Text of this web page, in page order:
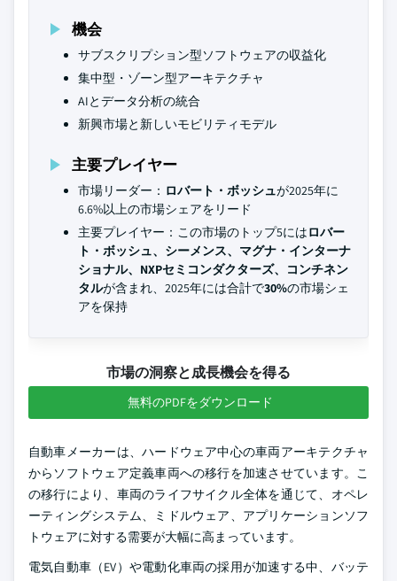
機会
サブスクリプション型ソフトウェアの収益化
集中型・ゾーン型アーキテクチャ
AIとデータ分析の統合
新興市場と新しいモビリティモデル
主要プレイヤー
市場リーダー： ロバート・ボッシュが2025年に
6.6%以上の市場シェアをリード
主要プレイヤー：この市場のトップ5にはロバー
ト・ボッシュ、シーメンス、マグナ・インターナ
ショナル、NXPセミコンダクターズ、コンチネン
タルが含まれ、2025年には合計で30%の市場シェ
アを保持
市場の洞察と成長機会を得る
無料のPDFをダウンロード
自動車メーカーは、ハードウェア中心の車両アーキテクチャ
からソフトウェア定義車両への移行を加速させています。こ
の移行により、車両のライフサイクル全体を通じて、オペレ
ーティングシステム、ミドルウェア、アプリケーションソフ
トウェアに対する需要が大幅に高まっています。
電気自動車（EV）や電動化車両の採用が加速する中、バッテ